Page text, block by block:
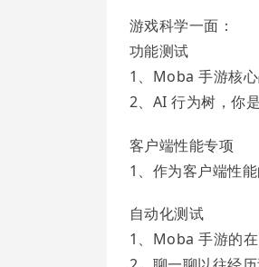
游戏科学一面：
功能测试
1、Moba 手游核
2、AI 行为树，你
客户端性能专项
1、作为客户端性
自动化测试
1、Moba 手游的